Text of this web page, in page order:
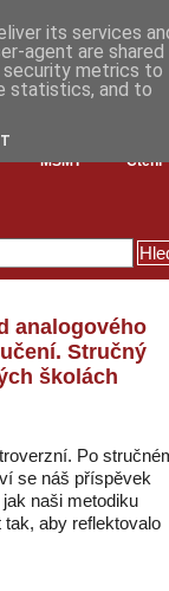
MŠMT Čtení
analogového
Stručný
školách
Po
se náš příspěvek
naši metodiku
aby reflektovalo
its services
agent are shared
security metrics to
statistics, and to